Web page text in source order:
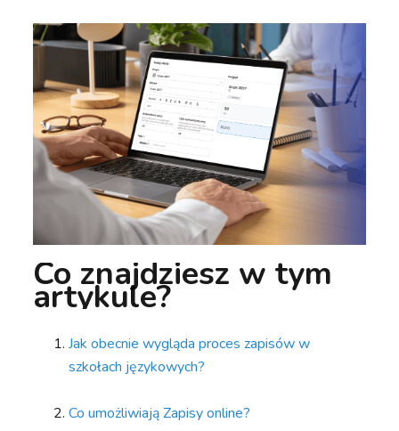
Co znajdziesz w tym
artykule?
Jak obecnie wygląda proces zapisów w
szkołach językowych?
Co umożliwiają Zapisy online?